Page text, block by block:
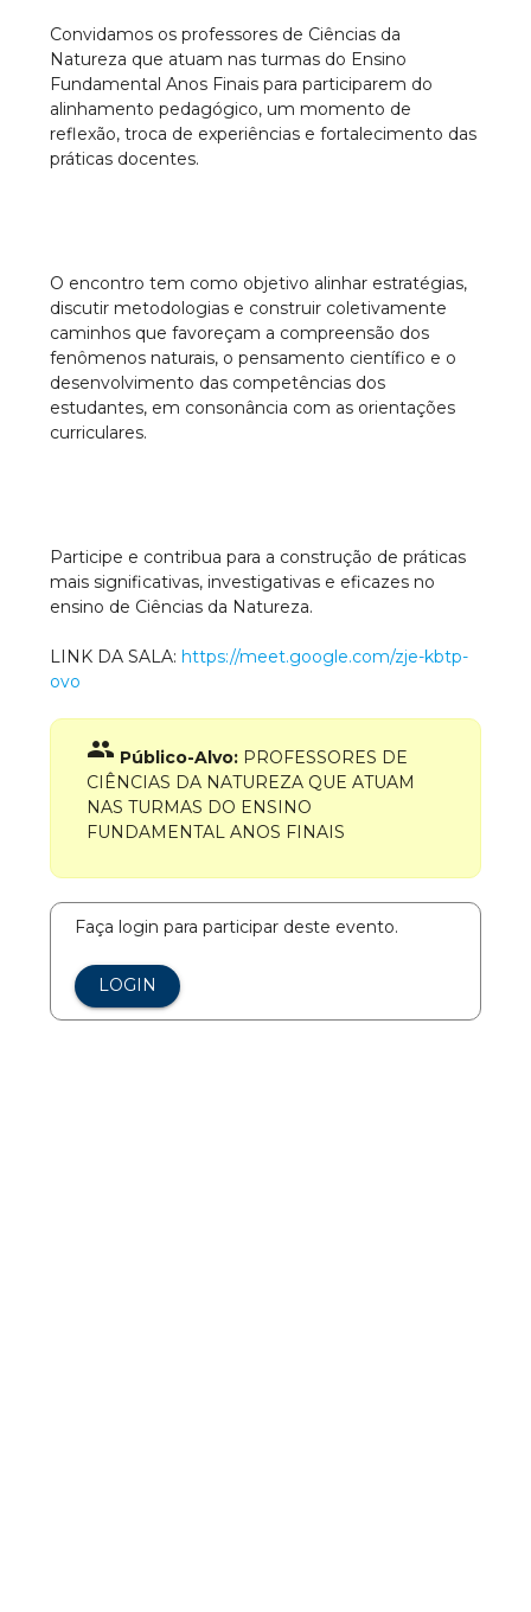
Convidamos os professores de Ciências da
Natureza que atuam nas turmas do Ensino
Fundamental Anos Finais para participarem do
alinhamento pedagógico, um momento de
reflexão, troca de experiências e fortalecimento das
práticas docentes.
O encontro tem como objetivo alinhar estratégias,
discutir metodologias e construir coletivamente
caminhos que favoreçam a compreensão dos
fenômenos naturais, o pensamento científico e o
desenvolvimento das competências dos
estudantes, em consonância com as orientações
curriculares.
Participe e contribua para a construção de práticas
mais significativas, investigativas e eficazes no
ensino de Ciências da Natureza.
LINK DA SALA: https://meet.google.com/zje-kbtp-
ovo
group Público-Alvo:PROFESSORES DE
CIÊNCIAS DA NATUREZA QUE ATUAM
NAS TURMAS DO ENSINO
FUNDAMENTAL ANOS FINAIS
Faça login para participar deste evento.
LOGIN